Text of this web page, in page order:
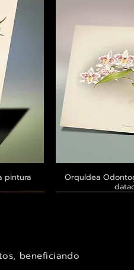
pintura
Orquídea
beneficiando